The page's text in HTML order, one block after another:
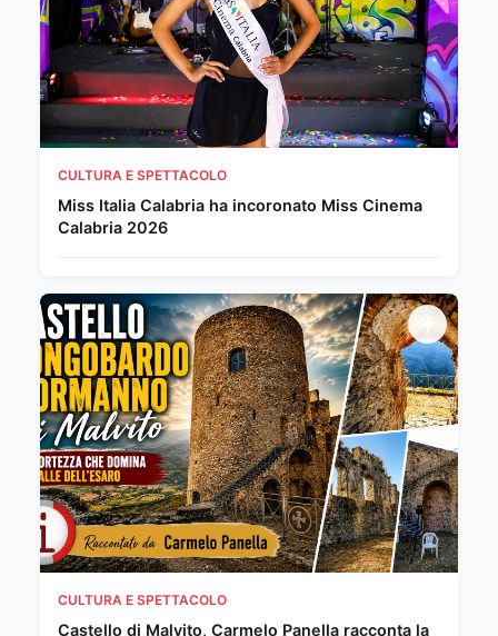
CULTURA E SPETTACOLO
Miss Italia Calabria ha incoronato Miss Cinema
Calabria 2026
CULTURA E SPETTACOLO
Castello di Malvito, Carmelo Panella racconta la